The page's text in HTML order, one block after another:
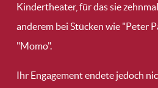
Kindertheater, für das sie
anderem bei Stücken wie "Peter
"Momo".
Ihr Engagement endete jedoch